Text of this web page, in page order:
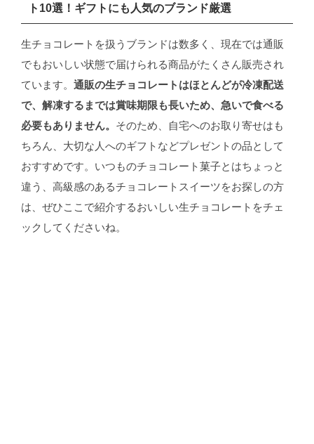
ト10選！ギフトにも人気のブランド厳選
生チョコレートを扱うブランドは数多く、現在では通販
でもおいしい状態で届けられる商品がたくさん販売され
ています。 通販の生チョコレートはほとんどが冷凍配送
で、解凍するまでは賞味期限も長いため、急いで食べる
必要もありません。 そのため、自宅へのお取り寄せはも
ちろん、大切な人へのギフトなどプレゼントの品として
おすすめです。いつものチョコレート菓子とはちょっと
違う、高級感のあるチョコレートスイーツをお探しの方
は、ぜひここで紹介するおいしい生チョコレートをチェ
ックしてくださいね。